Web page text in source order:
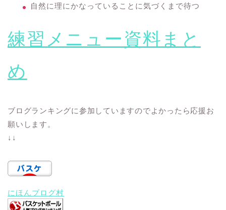
自然に理にかなっていることに気づくまで待つ
練習メニュー資料まと
め
ブログランキングに参加していますのでよかったら応援お
願いします。
↓↓
にほんブログ村